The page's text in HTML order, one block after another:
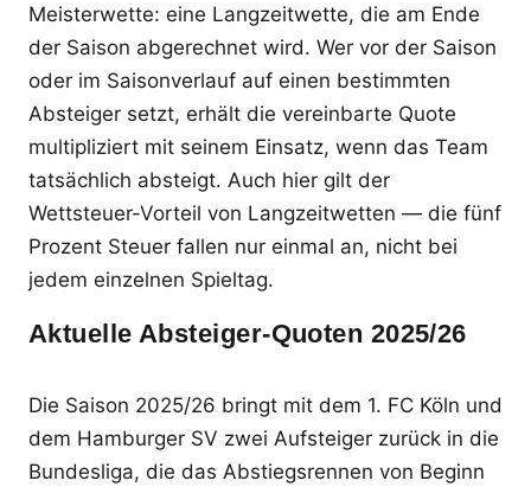
Meisterwette: eine Langzeitwette, die am Ende
der Saison abgerechnet wird. Wer vor der Saison
oder im Saisonverlauf auf einen bestimmten
Absteiger setzt, erhält die vereinbarte Quote
multipliziert mit seinem Einsatz, wenn das Team
tatsächlich absteigt. Auch hier gilt der
Wettsteuer-Vorteil von Langzeitwetten — die fünf
Prozent Steuer fallen nur einmal an, nicht bei
jedem einzelnen Spieltag.
Aktuelle Absteiger-Quoten 2025/26
Die Saison 2025/26 bringt mit dem 1. FC Köln und
dem Hamburger SV zwei Aufsteiger zurück in die
Bundesliga, die das Abstiegsrennen von Beginn